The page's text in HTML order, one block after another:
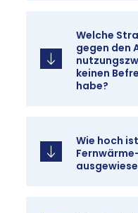
Wel­che
ge­gen den
kei­nen
ha­be?
Wie hoch